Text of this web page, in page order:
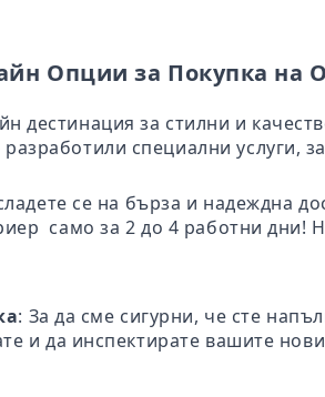
Опции за Покупка на
дестинация за стилни и
специални услуги,
се на бърза и надеждна
само за 2 до 4 работни
: За да сме сигурни, че сте
и да инспектирате вашите